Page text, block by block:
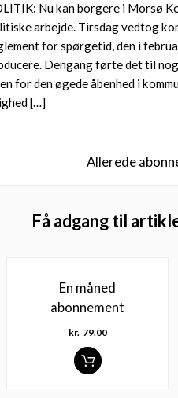
Nu kan borgere i Morsø
arbejde. Tirsdag vedtog
for spørgetid, den i
Dengang førte det til
for den øgede åbenhed i
[…]
Allerede
Få adgang til
En måned
abonnement
kr. 79.00